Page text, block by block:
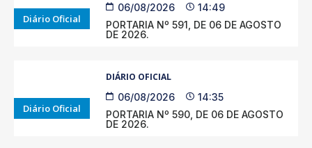
Diário Oficial
06/08/2026
14:49
PORTARIA Nº 591, DE 06 DE AGOSTO
DE 2026.
Diário Oficial
DIÁRIO OFICIAL
06/08/2026
14:35
PORTARIA Nº 590, DE 06 DE AGOSTO
DE 2026.